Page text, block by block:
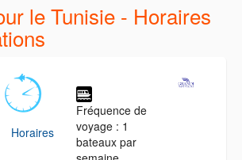
le Tunisie - Horaires
Horaires
Fréquence de
voyage : 1
bateaux par